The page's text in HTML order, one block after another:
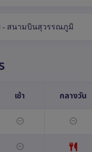
- สนามบินสุวรรณภูมิ
เช้า กลางวัน